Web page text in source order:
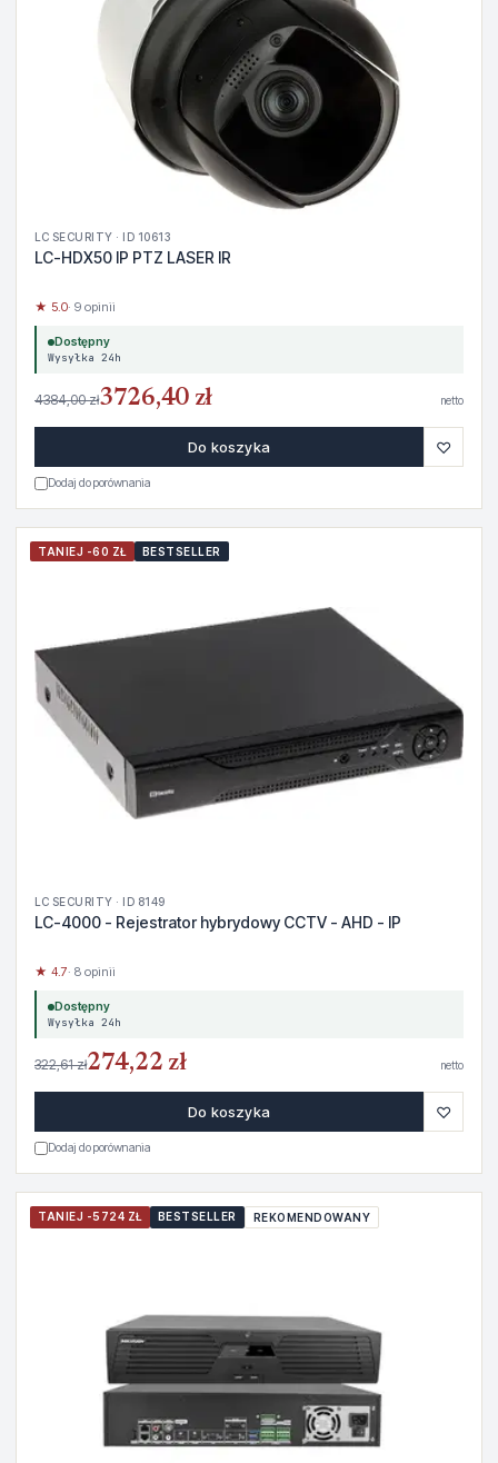
LC SECURITY · ID 10613
LC-HDX50 IP PTZ LASER IR
★ 5.0· 9 opinii
Dostępny
Wysyłka 24h
4384,00 zł3726,40 zł netto
Do koszyka ♡
Dodaj do porównania
TANIEJ -60 ZŁ BESTSELLER
LC SECURITY · ID 8149
LC-4000 - Rejestrator hybrydowy CCTV - AHD - IP
★ 4.7· 8 opinii
Dostępny
Wysyłka 24h
322,61 zł274,22 zł netto
Do koszyka ♡
Dodaj do porównania
TANIEJ -5724 ZŁ BESTSELLER REKOMENDOWANY